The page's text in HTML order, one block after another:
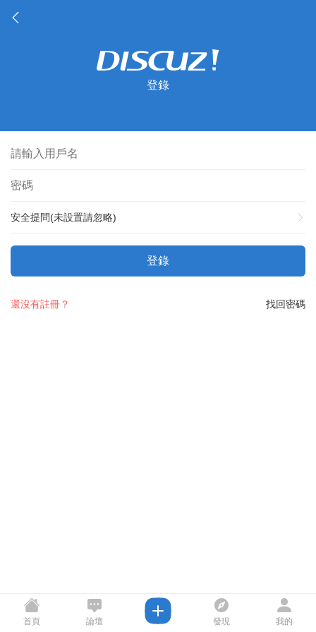
登錄
安全提問(未設置請忽略)
登錄
找回密碼
還沒有註冊？
首頁 論壇 發現 我的